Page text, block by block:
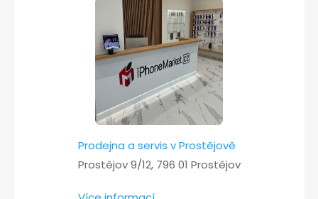
Prodejna a servis v Prostějově
Prostějov 9/12, 796 01 Prostějov